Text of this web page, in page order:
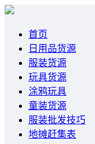
首页
日用品货源
服装货源
玩具货源
涂鸦玩具
童装货源
服装批发技巧
地摊赶集表